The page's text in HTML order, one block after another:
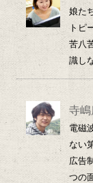
娘た
トピ
苦八
識し
寺
電磁
ない
広告
つの